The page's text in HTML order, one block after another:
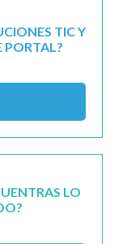
TIC Y
PORTAL?
LO